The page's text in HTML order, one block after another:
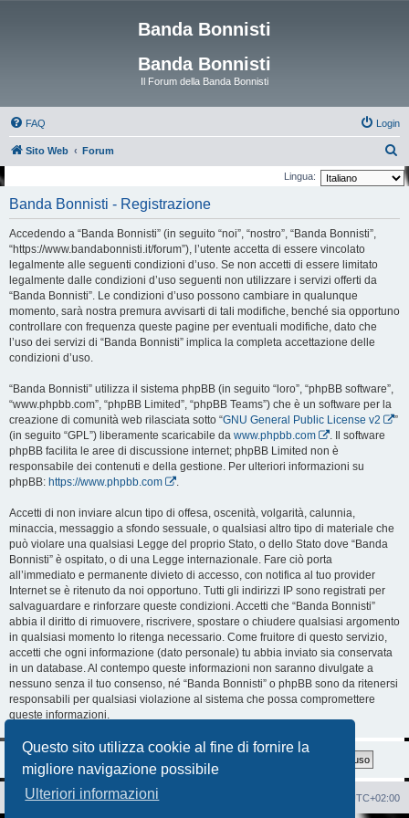
Questo sito utilizza cookie al fine di fornire la
migliore navigazione possibile
Ulteriori informazioni
Banda Bonnisti
Banda Bonnisti
Il Forum della Banda Bonnisti
FAQ Login
Sito Web Forum
e
Lingua:
Banda Bonnisti - Registrazione
Accedendo a “Banda Bonnisti” (in seguito “noi”, “nostro”, “Banda Bonnisti”,
“https://www.bandabonnisti.it/forum”), l’utente accetta di essere vincolato
legalmente alle seguenti condizioni d’uso. Se non accetti di essere limitato
legalmente dalle condizioni d’uso seguenti non utilizzare i servizi offerti da
“Banda Bonnisti”. Le condizioni d’uso possono cambiare in qualunque
momento, sarà nostra premura avvisarti di tali modifiche, benché sia opportuno
controllare con frequenza queste pagine per eventuali modifiche, dato che
l’uso dei servizi di “Banda Bonnisti” implica la completa accettazione delle
condizioni d’uso.
“Banda Bonnisti” utilizza il sistema phpBB (in seguito “loro”, “phpBB software”,
“www.phpbb.com”, “phpBB Limited”, “phpBB Teams”) che è un software per la
creazione di comunità web rilasciata sotto “GNU General Public License v2
”
(in seguito “GPL”) liberamente scaricabile da www.phpbb.com
. Il software
phpBB facilita le aree di discussione internet; phpBB Limited non è
responsabile dei contenuti e della gestione. Per ulteriori informazioni su
phpBB: https://www.phpbb.com .
Accetti di non inviare alcun tipo di offesa, oscenità, volgarità, calunnia,
minaccia, messaggio a sfondo sessuale, o qualsiasi altro tipo di materiale che
può violare una qualsiasi Legge del proprio Stato, o dello Stato dove “Banda
Bonnisti” è ospitato, o di una Legge internazionale. Fare ciò porta
all’immediato e permanente divieto di accesso, con notifica al tuo provider
Internet se è ritenuto da noi opportuno. Tutti gli indirizzi IP sono registrati per
salvaguardare e rinforzare queste condizioni. Accetti che “Banda Bonnisti”
abbia il diritto di rimuovere, riscrivere, spostare o chiudere qualsiasi argomento
in qualsiasi momento lo ritenga necessario. Come fruitore di questo servizio,
accetti che ogni informazione (dato personale) tu abbia inviato sia conservata
in un database. Al contempo queste informazioni non saranno divulgate a
nessuno senza il tuo consenso, né “Banda Bonnisti” o phpBB sono da ritenersi
responsabili per qualsiasi violazione al sistema che possa compromettere
queste informazioni.
Sito Web Forum UTC+02:00